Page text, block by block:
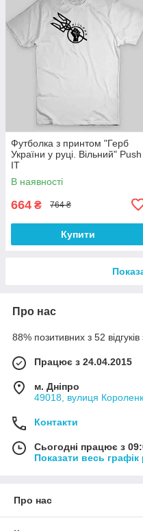
Футболка з принтом "Герб
України у руці. Вільний" Push
IT
В наявності
664 ₴ 764 ₴
Купити
Про нас
88% позитивних з 52 відгуків
Працює з 24.04.2015
м. Дніпро
49018, вулиця
Контакти
Сьогодні працює з
Показати весь графік
Про нас